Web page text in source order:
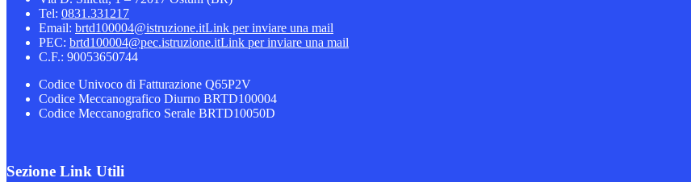
Tel: 0831.331217
Email: brtd100004@istruzione.itLink per inviare una mail
PEC: brtd100004@pec.istruzione.itLink per inviare una mail
C.F.: 90053650744
Codice Univoco di Fatturazione Q65P2V
Codice Meccanografico Diurno BRTD100004
Codice Meccanografico Serale BRTD10050D
Sezione Link Utili